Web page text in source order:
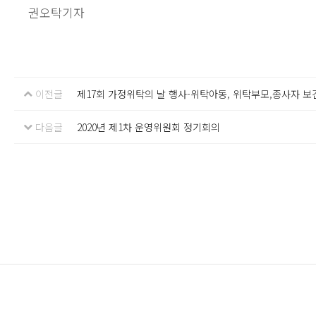
권오탁기자
이전글 제17회 가정위탁의 날 행사-위탁아동, 위탁부모,종사자 보
다음글 2020년 제1차 운영위원회 정기회의